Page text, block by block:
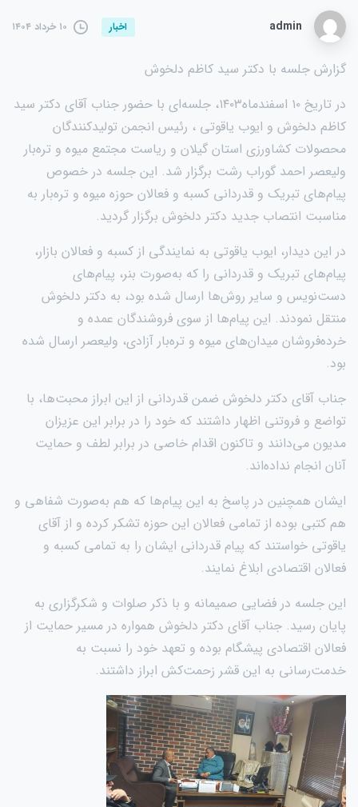
admin اخبار ۱۰ خرداد ۱۴۰۴
گزارش جلسه با دکتر سید کاظم دلخوش
در تاریخ ۱۰ اسفندماه۱۴۰۳، جلسه‌ای با حضور جناب آقای دکتر سید
کاظم دلخوش و ایوب یاقوتی ، رئیس انجمن تولیدکنندگان
محصولات کشاورزی استان گیلان و ریاست مجتمع میوه و تره‌بار
ولیعصر احمد گوراب رشت برگزار شد. این جلسه در خصوص
پیام‌های تبریک و قدردانی کسبه و فعالان حوزه میوه و تره‌بار به
مناسبت انتصاب جدید دکتر دلخوش برگزار گردید.
در این دیدار، ایوب یاقوتی به نمایندگی از کسبه و فعالان بازار،
پیام‌های تبریک و قدردانی را که به‌صورت بنر، پیام‌های
دست‌نویس و سایر روش‌ها ارسال شده بود، به دکتر دلخوش
منتقل نمودند. این پیام‌ها از سوی فروشندگان عمده و
خرده‌فروشان میدان‌های میوه و تره‌بار آزادی، ولیعصر ارسال شده
بود.
جناب آقای دکتر دلخوش ضمن قدردانی از این ابراز محبت‌ها، با
تواضع و فروتنی اظهار داشتند که خود را در برابر این عزیزان
مدیون می‌دانند و تاکنون اقدام خاصی در برابر لطف و حمایت
آنان انجام نداده‌اند.
ایشان همچنین در پاسخ به این پیام‌ها که هم به‌صورت شفاهی و
هم کتبی بوده از تمامی فعالان این حوزه تشکر کرده و از آقای
یاقوتی خواستند که پیام قدردانی ایشان را به تمامی کسبه و
فعالان اقتصادی ابلاغ نمایند.
این جلسه در فضایی صمیمانه و با ذکر صلوات و شکرگزاری به
پایان رسید. جناب آقای دکتر دلخوش همواره در مسیر حمایت از
فعالان اقتصادی پیشگام بوده و تعهد خود را نسبت به
خدمت‌رسانی به این قشر زحمت‌کش ابراز داشتند.